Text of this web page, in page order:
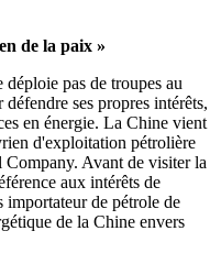
de la paix »
pas de troupes au
ses propres intérêts,
en énergie. La Chine vient
d'exploitation pétrolière
Avant de visiter la
aux intérêts de
de pétrole de
de la Chine envers